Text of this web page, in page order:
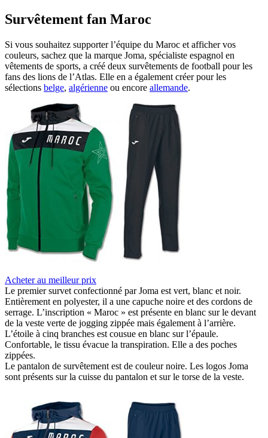
Survêtement fan Maroc
Si vous souhaitez supporter l’équipe du Maroc et afficher vos
couleurs, sachez que la marque Joma, spécialiste espagnol en
vêtements de sports, a créé deux survêtements de football pour les
fans des lions de l’Atlas. Elle en a également créer pour les
sélections belge, algérienne ou encore allemande.
Acheter au meilleur prix
Le premier survet confectionné par Joma est vert, blanc et noir.
Entièrement en polyester, il a une capuche noire et des cordons de
serrage. L’inscription « Maroc » est présente en blanc sur le devant
de la veste verte de jogging zippée mais également à l’arrière.
L’étoile à cinq branches est cousue en blanc sur l’épaule.
Confortable, le tissu évacue la transpiration. Elle a des poches
zippées.
Le pantalon de survêtement est de couleur noire. Les logos Joma
sont présents sur la cuisse du pantalon et sur le torse de la veste.